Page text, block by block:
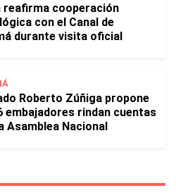
reafirma cooperación
con el Canal de
durante visita oficial
Roberto Zúñiga propone
embajadores rindan cuentas
Asamblea Nacional